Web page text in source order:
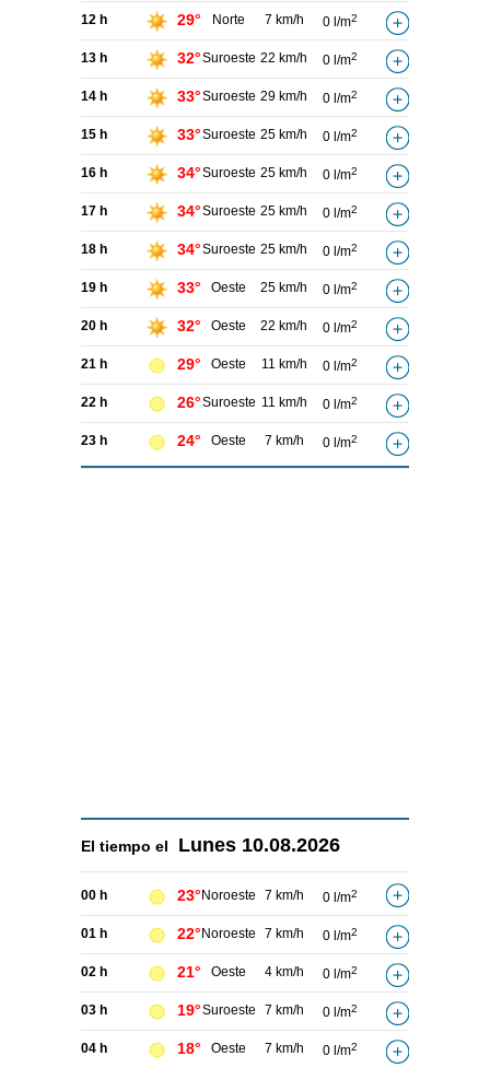
12 h 29° Norte 7 km/h 0 l/m2
13 h 32°Suroeste 22 km/h 0 l/m2
14 h 33°Suroeste 29 km/h 0 l/m2
15 h 33°Suroeste 25 km/h 0 l/m2
16 h 34°Suroeste 25 km/h 0 l/m2
17 h 34°Suroeste 25 km/h 0 l/m2
18 h 34°Suroeste 25 km/h 0 l/m2
19 h 33° Oeste 25 km/h 0 l/m2
20 h 32° Oeste 22 km/h 0 l/m2
21 h 29° Oeste 11 km/h 0 l/m2
22 h 26°Suroeste 11 km/h 0 l/m2
23 h 24° Oeste 7 km/h 0 l/m2
El tiempo el Lunes 10.08.2026
00 h 23° Noroeste 7 km/h 0 l/m2
01 h 22° Noroeste 7 km/h 0 l/m2
02 h 21° Oeste 4 km/h 0 l/m2
03 h 19°Suroeste 7 km/h 0 l/m2
04 h 18° Oeste 7 km/h 0 l/m2